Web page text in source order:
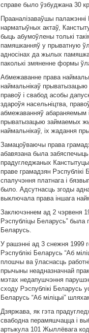
справе было ўзбуджана 30
Прааналiзаваўшы
нарматыўных актаў,
быць абумоўлены толькi
памяшканняў у прыватную
адносiнах да жылых
паколькi змяненне формы
Абмежаванне права
наймальнiкаў прыватызацыю
правоў i свабод асобы
здароўя насельнiцтва,
абмежаванняў абараняемым
прыватызацыю займаемых
наймальнiкаў, iх жадання
Замацоўваючы права
абавязана была
прадугледжаных
праве грамадзян Рэспублiкi
спалучэння платнага i
было. Адсутнасць згоды
выключала права iншага
Заключэннем ад 2 чэрвеня
Рэспублiцы Беларусь”
Беларусь.
У рашэннi ад 3 снежня 1999
Рэспублiкi Беларусь “Аб
плошчы ва ўласнасць
прычыны неадназначнай
мэтах недапушчэння
сходу Рэспублiкi Беларусь
Беларусь “Аб мiлiцыi”
Дзяржава, як гэта
свабодна перамяшчацца i
артыкула 101 Жыллёвага